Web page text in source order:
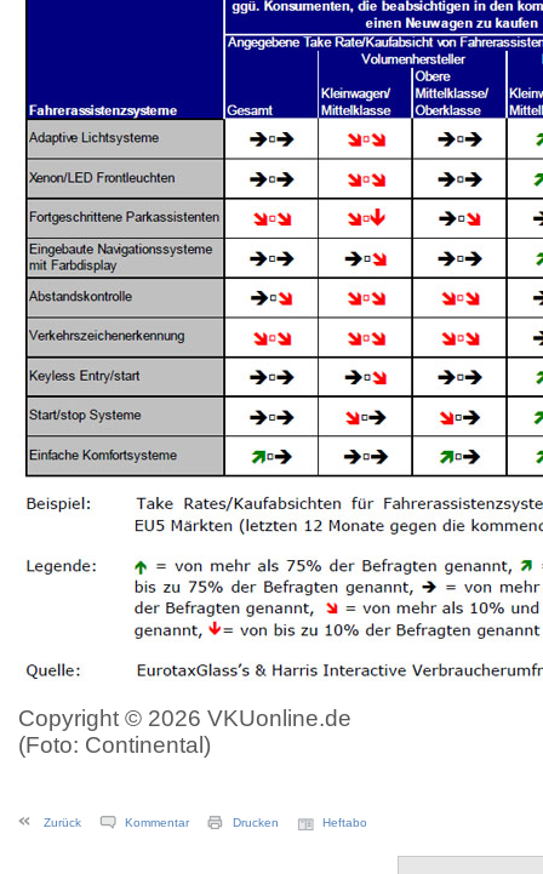
Copyright © 2026 VKUonline.de
(Foto: Continental)
Zurück Kommentar Drucken Heftabo